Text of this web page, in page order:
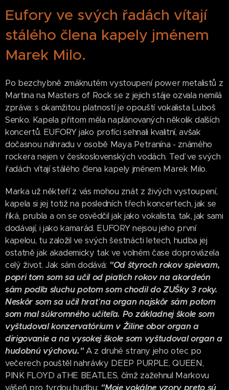
Eufory ve svých řadách vítají
stálého člena kapely jménem
Marek Milo.
Po bezchybně zmáknutém vystoupení power metalistů z
Martina na Masters of Rock se z jejich stáje ozvala nemilá
zpráva: s okamžitou platností je opouští vokalista Luboš
Senko. Kapela přitom měla naplánovaných několik dalších
koncertů. EUFORY jako profíci sehnali kvalitní, avšak
dočasnou náhradu v osobě Maya Petranína - známého
rockera nejen v československých vodách. Teď ve svých
řadách vítají stálého člena kapely jménem Marek Milo.
Marka už někteří z vás mohou znát z živých vystoupení,
kapela si jej totiž na posledních třech koncertech, jak se
říká, prubla a on se osvědčil jak jako vokalista, tak, jak sami
dodávají, i jako kamarád. EUFORY nejsou jeho první
kapelou, tu založil ve svých šestnácti letech, hudba jej
ostatně jak akademicky tak ve volném čase doprovázela
celý život. Jak sám dodává: "Od štyroch rokov spievam,
popri tom som sa učil od piatich rokov na akordeón
sám podľa sluchu potom som chodil do ZUŠky 3 roky.
Neskôr som sa učil hrať na organ najskôr sám potom
som mal súkromného učiteľa. Po základnej škole som
vyštudoval konzervatórium v Žiline obor organ a
dirigovanie a na vysokej škole som vyštudoval organ a
hudobnú výchovu."A z druhé strany jeho otec po
večerech pouštěl nahrávky DEEP PURPLE, QUEEN,
PINK FLOYD aTHE BEATLES, čímž zažehnul Markovu